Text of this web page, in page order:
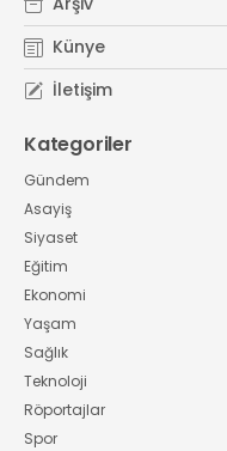
Künye
İletişim
Kategoriler
Gündem
Asayiş
Siyaset
Eğitim
Ekonomi
Yaşam
Sağlık
Teknoloji
Röportajlar
Spor